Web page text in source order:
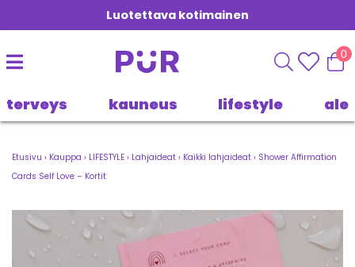
Luotettava kotimainen
0
terveys kauneus lifestyle ale
Etusivu › Kauppa › LIFESTYLE › Lahjaideat › Kaikki lahjaideat › Shower Affirmation
Cards Self Love – Kortit